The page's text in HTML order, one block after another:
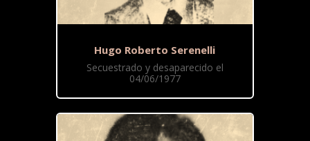
Hugo Roberto Serenelli
Secuestrado y desaparecido el
04/06/1977